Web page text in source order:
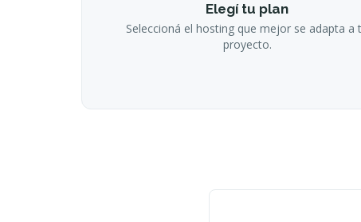
Elegí tu plan
Seleccioná el hosting que mejor se adapta a
proyecto.